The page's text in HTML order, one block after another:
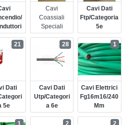
Cavi
Coassiali
Speciali
Cavi Dati
Ftp/categoria
5e
Dati
5e
21
Cavi Dati
Utp/categori
A 6e
28
Cavi Elettrici
Fg16m16/240
Mm
1
1 2 2